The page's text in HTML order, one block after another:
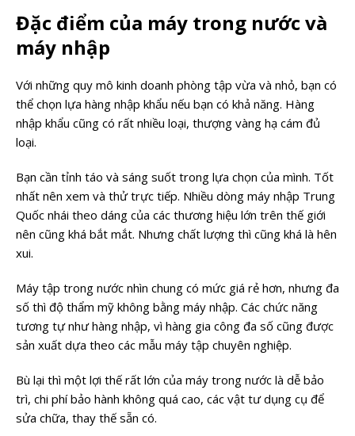
Đặc điểm của máy trong nước và
máy nhập
Với những quy mô kinh doanh phòng tập vừa và nhỏ, bạn có
thể chọn lựa hàng nhập khẩu nếu bạn có khả năng. Hàng
nhập khẩu cũng có rất nhiều loại, thượng vàng hạ cám đủ
loại.
Bạn cần tỉnh táo và sáng suốt trong lựa chọn của mình. Tốt
nhất nên xem và thử trực tiếp. Nhiều dòng máy nhập Trung
Quốc nhái theo dáng của các thương hiệu lớn trên thế giới
nên cũng khá bắt mắt. Nhưng chất lượng thì cũng khá là hên
xui.
Máy tập trong nước nhìn chung có mức giá rẻ hơn, nhưng đa
số thì độ thẩm mỹ không bằng máy nhập. Các chức năng
tương tự như hàng nhập, vì hàng gia công đa số cũng được
sản xuất dựa theo các mẫu máy tập chuyên nghiệp.
Bù lại thì một lợi thế rất lớn của máy trong nước là dễ bảo
trì, chi phí bảo hành không quá cao, các vật tư dụng cụ để
sửa chữa, thay thế sẵn có.